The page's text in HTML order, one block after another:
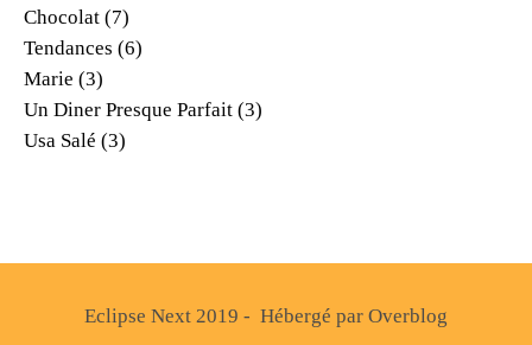
Chocolat (7)
Tendances (6)
Marie (3)
Un Diner Presque Parfait (3)
Usa Salé (3)
Eclipse Next 2019 - Hébergé par Overblog